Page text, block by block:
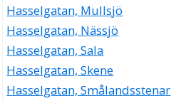
Hasselgatan, Mullsjö
Hasselgatan, Nässjö
Hasselgatan, Sala
Hasselgatan, Skene
Hasselgatan, Smålandsstenar